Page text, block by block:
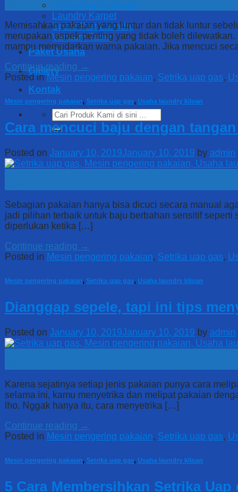
Pengering Ruangan
Laundry Karpet
Spare Part Laundry
Vacuum Table
Paket Usaha
Gallery
Kontak
Search
for:
Memisahkan pakaian yang luntur dan tidak luntur
merupakan aspek penting yang tidak boleh
mampu memudarkan warna pakaian. Jika mencuci
Continue reading →
Posted inMesin pengering pakaian, Setrika uap gas,
Mesin pengering pakaian, Setrika uap gas, Usaha laundry kiloan
Cara mencuci baju dengan
Posted on January 10, 2019January 10, 2019 by admin
Sebagian pakaian hanya bisa dicuci secara manual
jadi pilihan terbaik untuk baju berbahan sensitif
diperlukan ketika […]
Continue reading →
Posted in Mesin pengering pakaian, Setrika uap gas,
Mesin pengering pakaian, Setrika uap gas, Usaha laundry kiloan
Dianggap sepele, tapi ini tips
Posted on January 10, 2019January 10, 2019 by admin
Karena sejatinya setiap jenis pakaian punya cara
selama ini, kamu menyetrika dan melipat pakaian
lho. Nggak hanya itu, cara menyetrika […]
Continue reading →
Posted in Mesin pengering pakaian, Setrika uap gas,
Mesin pengering pakaian, Setrika uap gas, Usaha laundry kiloan
5 Cara Membersihkan Setrika